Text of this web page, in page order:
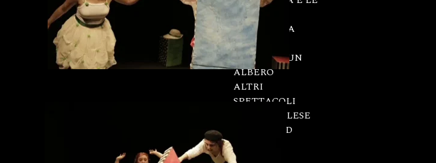
FATE
GRANDE MA
ECCOMI!
STORIA DI UN
ALBERO
ALTRI
SPETTACOLI
TEATRO IN INGLESE
LITTLE RED
FUNTIME!